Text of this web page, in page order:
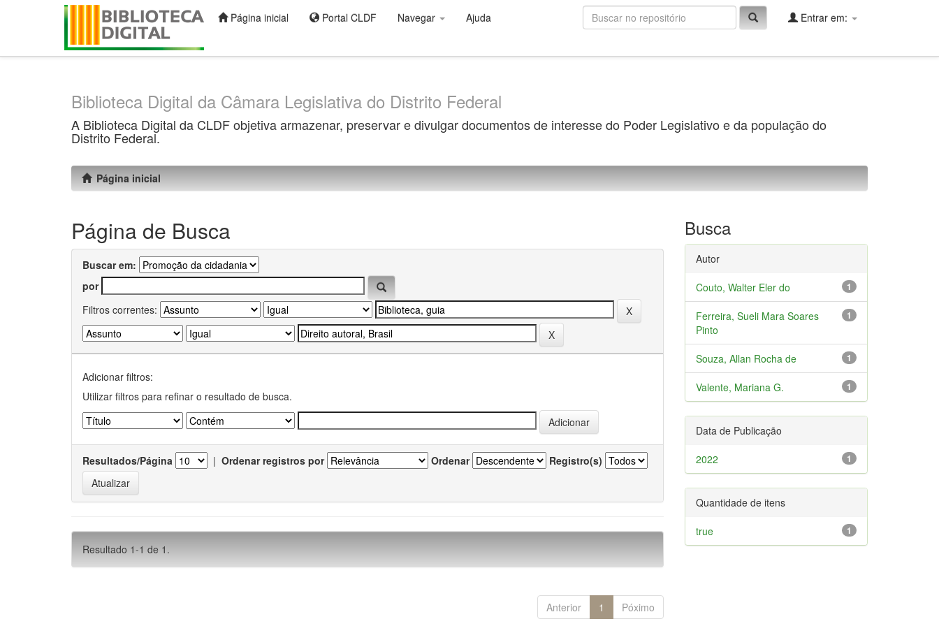
Página inicial Portal CLDF Navegar Ajuda Entrar em:
Biblioteca Digital da Câmara Legislativa do Distrito Federal
A Biblioteca Digital da CLDF objetiva armazenar, preservar e divulgar documentos de interesse do Poder Legislativo e da população do
Distrito Federal.
Página inicial
Página de Busca
Buscar em:
por
Filtros correntes:
Adicionar filtros:
Utilizar filtros para refinar o resultado de busca.
Resultados/Página | Ordenar registros por Ordenar Registro(s)
Resultado 1-1 de 1.
Anterior 1 Póximo
Busca
Autor
1
Couto, Walter Eler do
1
Ferreira, Sueli Mara Soares
Pinto
1
Souza, Allan Rocha de
1
Valente, Mariana G.
Data de Publicação
1
2022
Quantidade de itens
1
true